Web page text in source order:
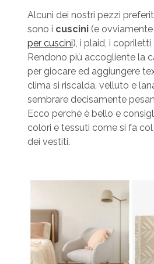
Alcuni dei nostri pezzi
sono i cuscini(e ovviamente
per cuscini), i plaid, i copriletti
Rendono più accogliente la
per giocare ed aggiungere
clima si riscalda, velluto e
sembrare decisamente
Ecco perchè è bello e
colori e tessuti come si fa
dei vestiti.